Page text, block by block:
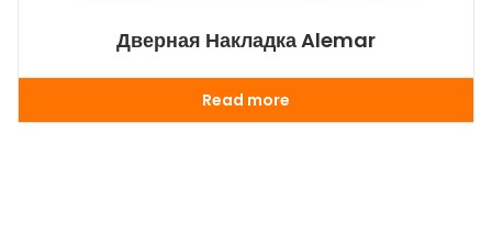
Дверная Накладка Alemar
Read more